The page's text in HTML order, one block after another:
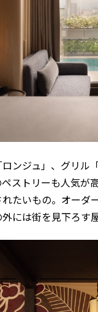
ンジュ」、グリル
ストリーも人気が
たいもの。オーダ
には街を見下ろす